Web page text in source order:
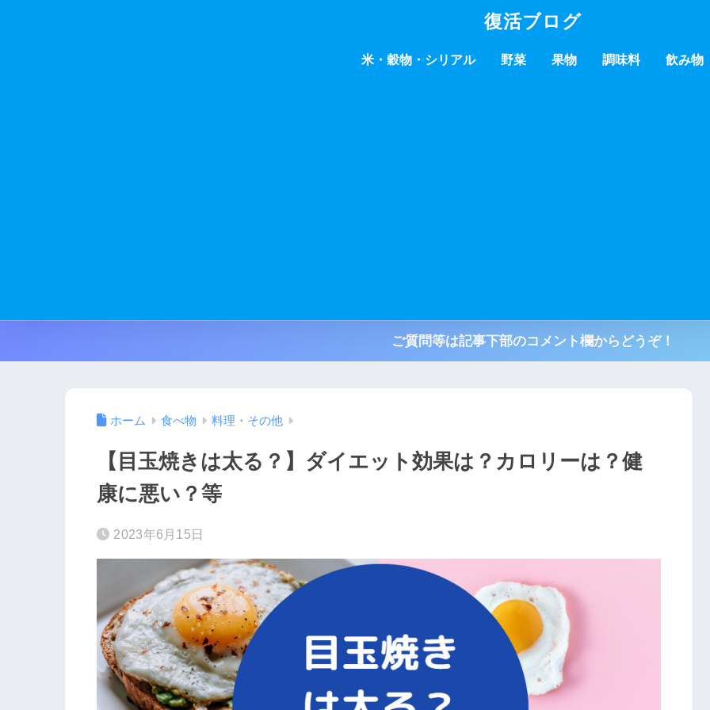
復活ブログ
米・穀物・シリアル 野菜 果物 調味料 飲み物
ご質問等は記事下部のコメント欄からどうぞ！
ホーム 食べ物 料理・その他
【目玉焼きは太る？】ダイエット効果は？カロリーは？健
康に悪い？等
2023年6月15日